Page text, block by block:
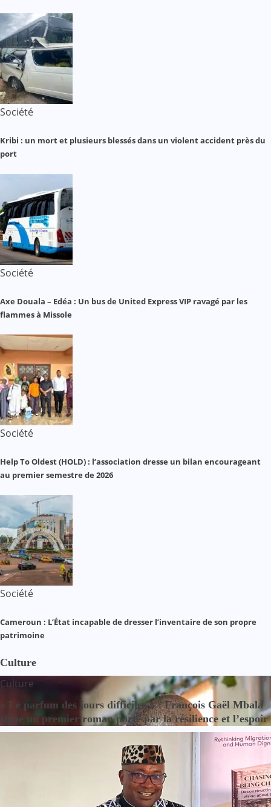
Société
Kribi : un mort et plusieurs blessés dans un violent accident près du
port
Société
Axe Douala – Edéa : Un bus de United Express VIP ravagé par les
flammes à Missole
Société
Help To Oldest (HOLD) : l’association dresse un bilan encourageant
au premier semestre de 2026
Société
Cameroun : L’État incapable de dresser l’inventaire de son propre
patrimoine
Culture
Culture
« Le parfum des jours difficiles » : François Gaël Mbala
signe un premier roman porté par la résilience et l’espoir